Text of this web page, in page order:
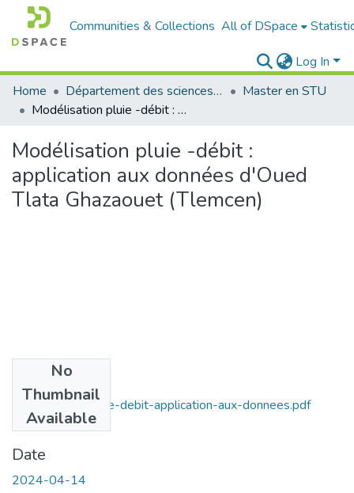
Communities & Collections All of DSpace
Log In
Home
Département des sciences de la terre et de l'univers
Master en STU
Modélisation pluie -débit : application aux données d'Oued Tlata Ghazaouet (Tlemcen)
Modélisation pluie -débit :
application aux données d'Oued
Tlata Ghazaouet (Tlemcen)
No
Thumbnail
Available
Modelisation-pluie-debit-application-aux-donnees.pdf
(2.72 MB)
Date
2024-04-14